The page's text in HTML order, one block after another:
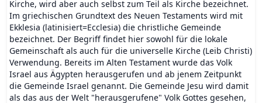
Kirche, wird aber auch selbst zum Teil als Kirche bezeichnet.
Im griechischen Grundtext des Neuen Testaments wird mit
Ekklesia (latinisiert=Ecclesia) die christliche Gemeinde
bezeichnet. Der Begriff findet hier sowohl für die lokale
Gemeinschaft als auch für die universelle Kirche (Leib Christi)
Verwendung. Bereits im Alten Testament wurde das Volk
Israel aus Ägypten herausgerufen und ab jenem Zeitpunkt
die Gemeinde Israel genannt. Die Gemeinde Jesu wird damit
als das aus der Welt "herausgerufene" Volk Gottes gesehen,